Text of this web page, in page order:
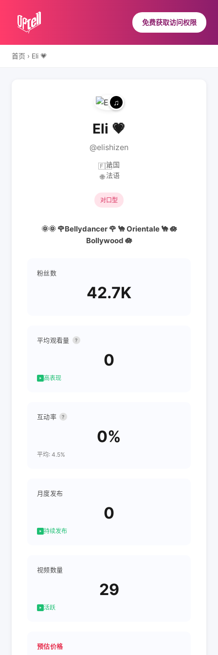
免费获取访问权限
首页 › Eli 💗
Eli 💗
@elishizen
🇫🇷法国
🌐 法语
对口型
🌞🌞 🌹Bellydancer 🌹 🐪 Orientale 🐪 🪷
Bollywood 🪷
粉丝数
42.7K
平均观看量 ?
0
高表现
互动率 ?
0%
平均: 4.5%
月度发布
0
持续发布
视频数量
29
活跃
预估价格